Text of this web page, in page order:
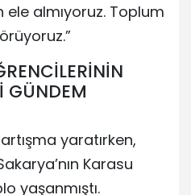
almıyoruz. Toplum
GÜNDEM
yaratırken,
Karasu
yaşanmıştı.